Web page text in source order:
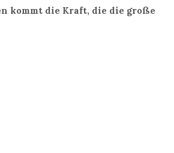
kommt die Kraft, die die große